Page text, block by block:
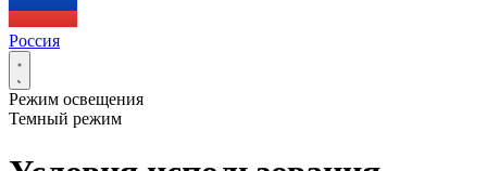
Россия
Режим освещения
Темный режим